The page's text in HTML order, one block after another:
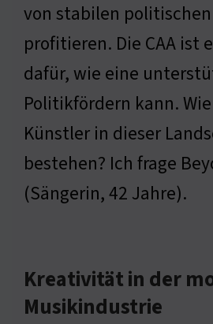
von stabilen
profitieren. Die CAA ist
dafür, wie eine
Politikfördern kann.
Künstler in dieser
bestehen? Ich frage
(Sängerin, 42 Jahre).
Kreativität in der
Musikindustrie